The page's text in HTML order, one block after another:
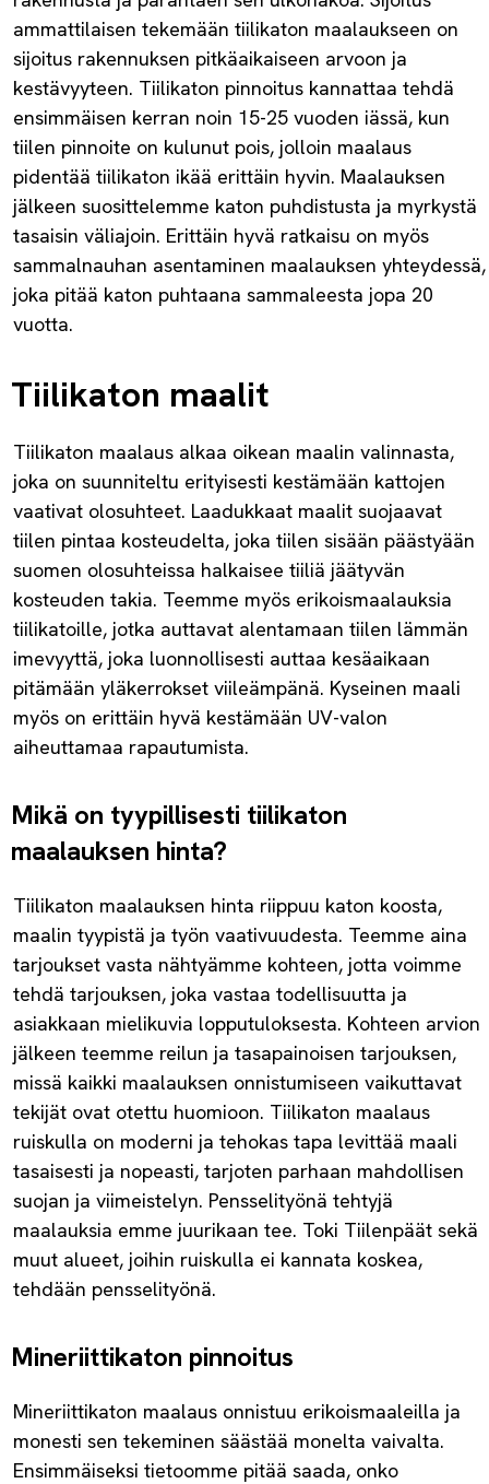
ammattilaisen tekemään tiilikaton maalaukseen on
sijoitus rakennuksen pitkäaikaiseen arvoon ja
kestävyyteen. Tiilikaton pinnoitus kannattaa tehdä
ensimmäisen kerran noin 15-25 vuoden iässä, kun
tiilen pinnoite on kulunut pois, jolloin maalaus
pidentää tiilikaton ikää erittäin hyvin. Maalauksen
jälkeen suosittelemme katon puhdistusta ja myrkystä
tasaisin väliajoin. Erittäin hyvä ratkaisu on myös
sammalnauhan asentaminen maalauksen yhteydessä,
joka pitää katon puhtaana sammaleesta jopa 20
vuotta.
Tiilikaton maalit
Tiilikaton maalaus alkaa oikean maalin valinnasta,
joka on suunniteltu erityisesti kestämään kattojen
vaativat olosuhteet. Laadukkaat maalit suojaavat
tiilen pintaa kosteudelta, joka tiilen sisään päästyään
suomen olosuhteissa halkaisee tiiliä jäätyvän
kosteuden takia. Teemme myös erikoismaalauksia
tiilikatoille, jotka auttavat alentamaan tiilen lämmän
imevyyttä, joka luonnollisesti auttaa kesäaikaan
pitämään yläkerrokset viileämpänä. Kyseinen maali
myös on erittäin hyvä kestämään UV-valon
aiheuttamaa rapautumista.
Mikä on tyypillisesti tiilikaton
maalauksen hinta?
Tiilikaton maalauksen hinta riippuu katon koosta,
maalin tyypistä ja työn vaativuudesta. Teemme aina
tarjoukset vasta nähtyämme kohteen, jotta voimme
tehdä tarjouksen, joka vastaa todellisuutta ja
asiakkaan mielikuvia lopputuloksesta. Kohteen arvion
jälkeen teemme reilun ja tasapainoisen tarjouksen,
missä kaikki maalauksen onnistumiseen vaikuttavat
tekijät ovat otettu huomioon. Tiilikaton maalaus
ruiskulla on moderni ja tehokas tapa levittää maali
tasaisesti ja nopeasti, tarjoten parhaan mahdollisen
suojan ja viimeistelyn. Pensselityönä tehtyjä
maalauksia emme juurikaan tee. Toki Tiilenpäät sekä
muut alueet, joihin ruiskulla ei kannata koskea,
tehdään pensselityönä.
Mineriittikaton pinnoitus
Mineriittikaton maalaus onnistuu erikoismaaleilla ja
monesti sen tekeminen säästää monelta vaivalta.
Ensimmäiseksi tietoomme pitää saada, onko